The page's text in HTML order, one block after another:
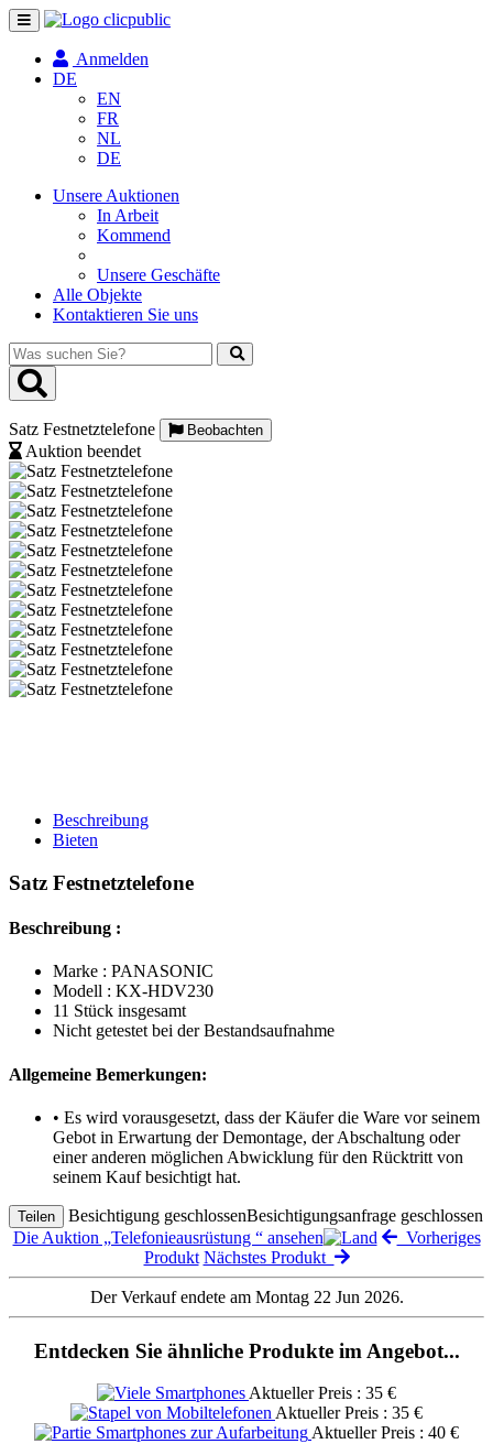
Navigation
umschalten
Anmelden
DE
EN
FR
NL
DE
Unsere Auktionen
In Arbeit
Kommend
Unsere Geschäfte
Alle Objekte
Kontaktieren Sie uns
Was
suchen
Sie?
Satz Festnetztelefone Beobachten
Auktion beendet
Beschreibung
Bieten
Satz Festnetztelefone
Beschreibung :
Marke : PANASONIC
Modell : KX-HDV230
11 Stück insgesamt
Nicht getestet bei der Bestandsaufnahme
Allgemeine Bemerkungen:
• Es wird vorausgesetzt, dass der Käufer die Ware vor seinem
Gebot in Erwartung der Demontage, der Abschaltung oder
einer anderen möglichen Abwicklung für den Rücktritt von
seinem Kauf besichtigt hat.
Teilen Besichtigung geschlossenBesichtigungsanfrage geschlossen
Die Auktion „Telefonieausrüstung “ ansehen
Vorheriges
Produkt Nächstes Produkt
Der Verkauf endete am Montag 22 Jun 2026.
Entdecken Sie ähnliche Produkte im Angebot...
Aktueller Preis : 35 €
Aktueller Preis : 35 €
Aktueller Preis : 40 €